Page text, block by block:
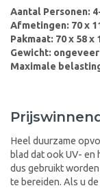
Aantal Personen:
Afmetingen: 70 x
Pakmaat: 70 x 58 x
Gewicht: ongeveer
Maximale
Heel duurzame
blad dat ook UV-
dus gebruikt
te bereiden. Als u